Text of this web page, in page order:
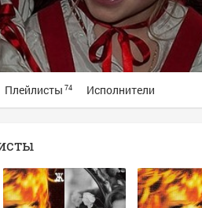
Плейлисты 74 Исполнители